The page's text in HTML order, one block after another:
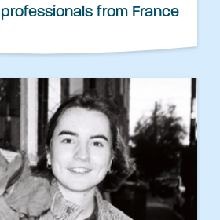
from France